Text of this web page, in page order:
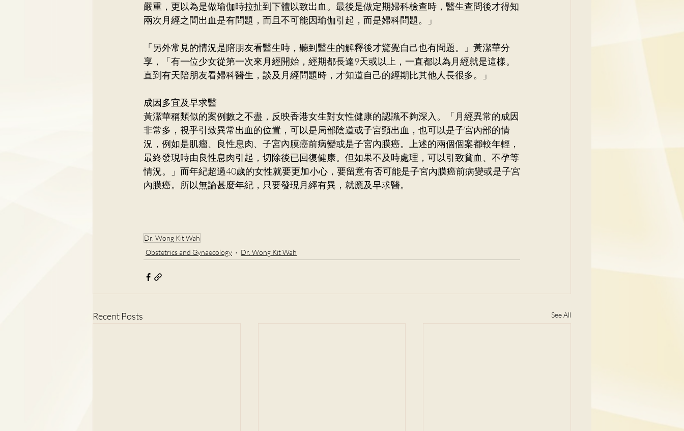
嚴重，更以為是做瑜伽時拉扯到下體以致出血。最後是做定期婦科檢查時，醫生查問後才得知
兩次月經之間出血是有問題，而且不可能因瑜伽引起，而是婦科問題。」
「另外常見的情況是陪朋友看醫生時，聽到醫生的解釋後才驚覺自己也有問題。」黃潔華分
享，「有一位少女從第一次來月經開始，經期都長達9天或以上，一直都以為月經就是這樣。
直到有天陪朋友看婦科醫生，談及月經問題時，才知道自己的經期比其他人長很多。」
成因多宜及早求醫
黃潔華稱類似的案例數之不盡，反映香港女生對女性健康的認識不夠深入。「月經異常的成因
非常多，視乎引致異常出血的位置，可以是局部陰道或子宮頸出血，也可以是子宮內部的情
況，例如是肌瘤、良性息肉、子宮內膜癌前病變或是子宮內膜癌。上述的兩個個案都較年輕，
最終發現時由良性息肉引起，切除後已回復健康。但如果不及時處理，可以引致貧血、不孕等
情況。」而年紀超過40歲的女性就要更加小心，要留意有否可能是子宮內膜癌前病變或是子宮
內膜癌。所以無論甚麼年紀，只要發現月經有異，就應及早求醫。
Dr. Wong Kit Wah
Obstetrics and Gynaecology
Dr. Wong Kit Wah
Recent Posts See All